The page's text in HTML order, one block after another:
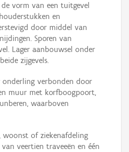
de vorm van een tuitgevel
en
door middel van
Sporen van
Lager aanbouwsel onder
zijgevels.
onderling verbonden door
muur met korfboogpoort,
waarboven
woonst of ziekenafdeling
veertien traveeën en één